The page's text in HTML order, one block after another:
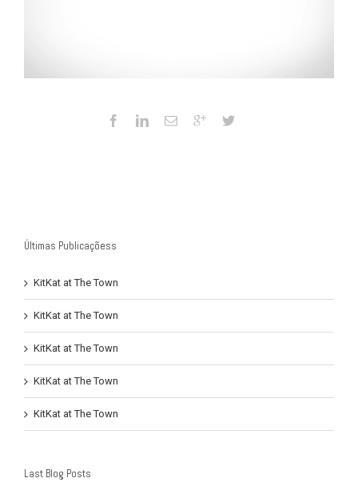
Últimas Publicaçõess
KitKat at The Town
KitKat at The Town
KitKat at The Town
KitKat at The Town
KitKat at The Town
Last Blog Posts